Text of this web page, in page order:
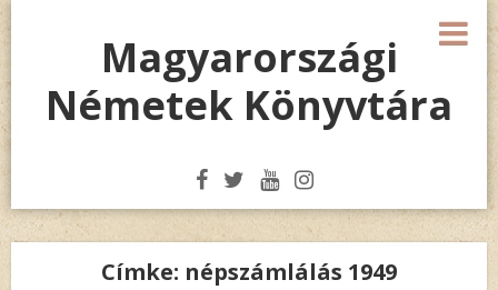
Magyarországi
Németek Könyvtára
Címke: népszámlálás 1949